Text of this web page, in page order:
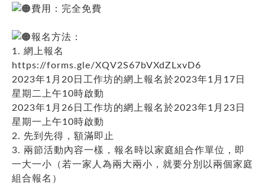
費用：完全免費
報名方法：
1. 網上報名
https://forms.gle/XQV2S67bVXdZLxvD6
2023年1月20日工作坊的網上報名於2023年1月17日
星期二上午10時啟動
2023年1月26日工作坊的網上報名於2023年1月23日
星期一上午10時啟動
2. 先到先得，額滿即止
3. 兩節活動內容一樣，報名時以家庭組合作單位，即
一大一小（若一家人為兩大兩小，就要分別以兩個家庭
組合報名）